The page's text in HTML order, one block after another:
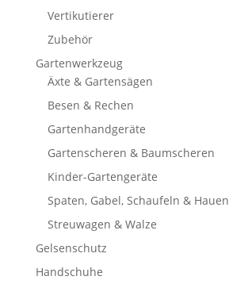
Vertikutierer
Zubehör
Gartenwerkzeug
Äxte & Gartensägen
Besen & Rechen
Gartenhandgeräte
Gartenscheren & Baumscheren
Kinder-Gartengeräte
Spaten, Gabel, Schaufeln & Hauen
Streuwagen & Walze
Gelsenschutz
Handschuhe